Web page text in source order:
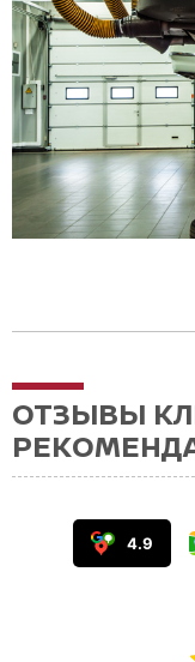
ОТЗЫВЫ
4.9